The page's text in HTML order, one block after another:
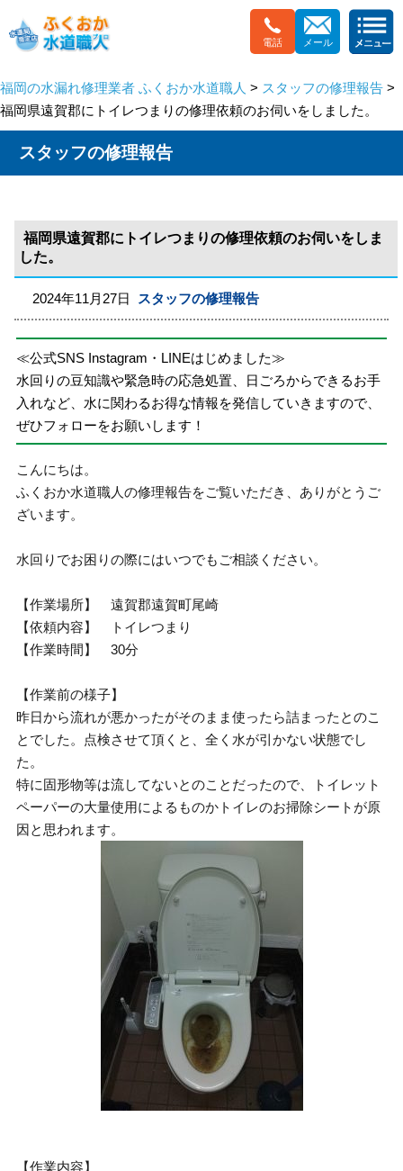
電話 メール
福岡の水漏れ修理業者 ふくおか水道職人 > スタッフの修理報告 >
福岡県遠賀郡にトイレつまりの修理依頼のお伺いをしました。
スタッフの修理報告
福岡県遠賀郡にトイレつまりの修理依頼のお伺いをしま
した。
2024年11月27日 スタッフの修理報告
≪公式SNS Instagram・LINEはじめました≫
水回りの豆知識や緊急時の応急処置、日ごろからできるお手
入れなど、水に関わるお得な情報を発信していきますので、
ぜひフォローをお願いします！
こんにちは。
ふくおか水道職人の修理報告をご覧いただき、ありがとうご
ざいます。
水回りでお困りの際にはいつでもご相談ください。
【作業場所】 遠賀郡遠賀町尾崎
【依頼内容】 トイレつまり
【作業時間】 30分
【作業前の様子】
昨日から流れが悪かったがそのまま使ったら詰まったとのこ
とでした。点検させて頂くと、全く水が引かない状態でし
た。
特に固形物等は流してないとのことだったので、トイレット
ペーパーの大量使用によるものかトイレのお掃除シートが原
因と思われます。
【作業内容】